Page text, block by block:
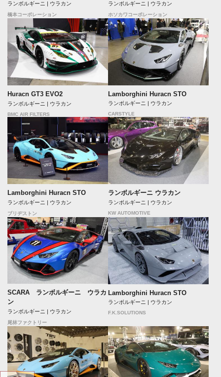
ランボルギーニ | ウラカン
橋本コーポレーション
ランボルギーニ | ウラカン
ホソカワコーポレーション
Huracn GT3 EVO2
ランボルギーニ | ウラカン
BMC AIR FILTERS
Lamborghini Huracn STO
ランボルギーニ | ウラカン
CARSTYLE
Lamborghini Huracn STO
ランボルギーニ | ウラカン
ブリヂストン
ランボルギーニ ウラカン
ランボルギーニ | ウラカン
KW AUTOMOTIVE
SCARA ランボルギーニ ウラカ
ン
ランボルギーニ | ウラカン
尾林ファクトリー
Lamborghini Huracn STO
ランボルギーニ | ウラカン
F.K.SOLUTIONS